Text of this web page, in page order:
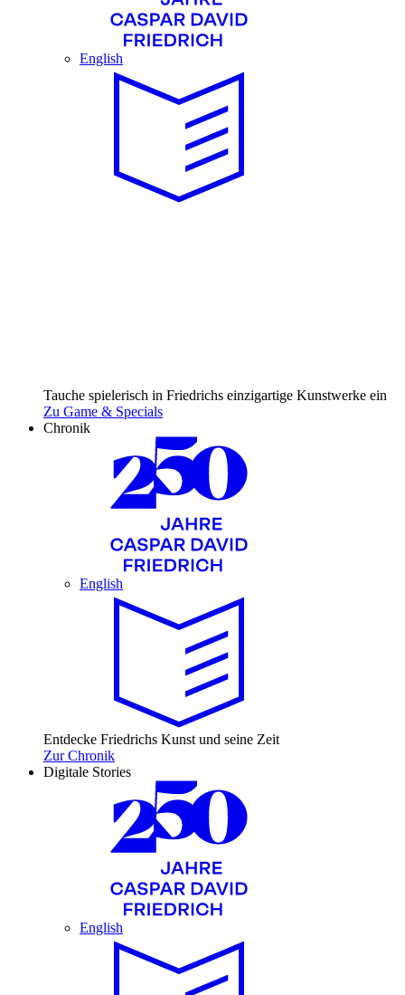
English
Tauche spielerisch in Friedrichs einzig­artige Kunst­werke ein
Zu Game & Specials
Chronik
English
Entdecke Friedrichs Kunst und seine Zeit
Zur Chronik
Digitale Stories
English